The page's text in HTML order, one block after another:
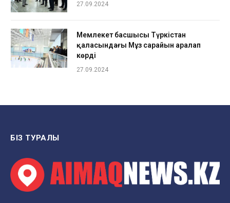
27.09.2024
Мемлекет басшысы Түркістан
қаласындағы Мұз сарайын аралап
көрді
27.09.2024
БІЗ ТУРАЛЫ